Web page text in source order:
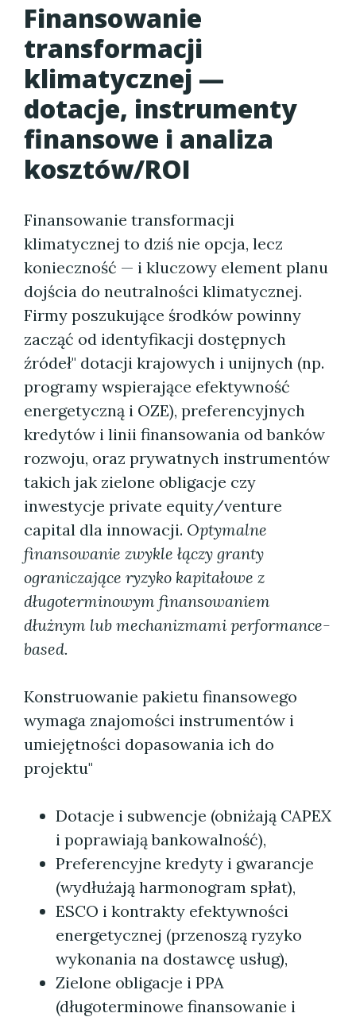
Finansowanie
transformacji
klimatycznej —
dotacje, instrumenty
finansowe i analiza
kosztów/ROI
Finansowanie transformacji
klimatycznej to dziś nie opcja, lecz
konieczność — i kluczowy element planu
dojścia do neutralności klimatycznej.
Firmy poszukujące środków powinny
zacząć od identyfikacji dostępnych
źródeł" dotacji krajowych i unijnych (np.
programy wspierające efektywność
energetyczną i OZE), preferencyjnych
kredytów i linii finansowania od banków
rozwoju, oraz prywatnych instrumentów
takich jak zielone obligacje czy
inwestycje private equity/venture
capital dla innowacji. Optymalne
finansowanie zwykle łączy granty
ograniczające ryzyko kapitałowe z
długoterminowym finansowaniem
dłużnym lub mechanizmami performance-
based.
Konstruowanie pakietu finansowego
wymaga znajomości instrumentów i
umiejętności dopasowania ich do
projektu"
Dotacje i subwencje (obniżają CAPEX
i poprawiają bankowalność),
Preferencyjne kredyty i gwarancje
(wydłużają harmonogram spłat),
ESCO i kontrakty efektywności
energetycznej (przenoszą ryzyko
wykonania na dostawcę usług),
Zielone obligacje i PPA
(długoterminowe finansowanie i